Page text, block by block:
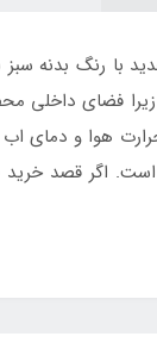
با رنگ بدنه سبز
فضای داخلی
هوا و
اگر قصد